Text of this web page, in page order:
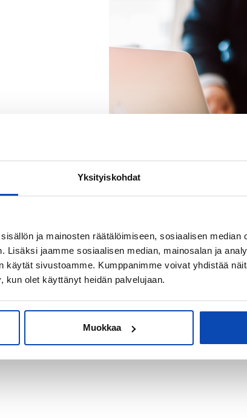
Yksityiskohdat
ja mainosten räätälöimiseen, sosiaalisen median
Lisäksi jaamme sosiaalisen median, mainosalan ja
käytät sivustoamme. Kumppanimme voivat yhdistää
kun olet käyttänyt heidän palvelujaan.
Muokkaa
sijoitus-